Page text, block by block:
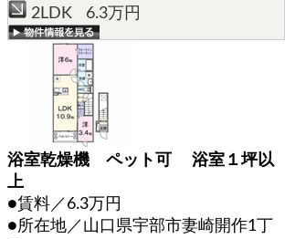
2LDK 6.3万円
浴室乾燥機 ペット可 浴室１坪以
上
●賃料／6.3万円
●所在地／山口県宇部市妻崎開作1丁